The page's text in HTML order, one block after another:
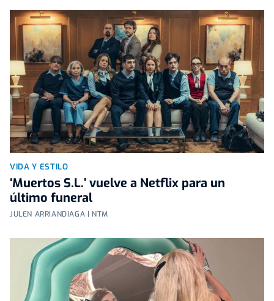
VIDA Y ESTILO
‘Muertos S.L.’ vuelve a Netflix para un
último funeral
JULEN ARRIANDIAGA | NTM